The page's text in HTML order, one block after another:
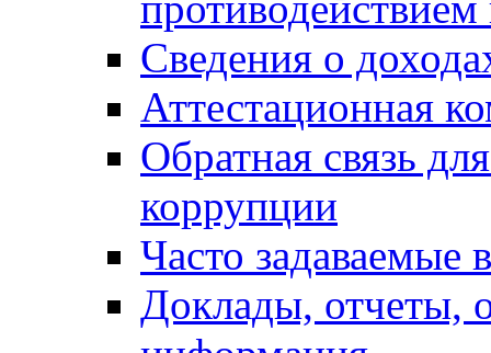
Сведения о
Аттестационная
Обратная связь
коррупции
Часто задаваемые
Доклады, отчеты,